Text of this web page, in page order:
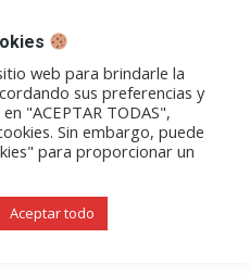
Abrir
enlace
en
una
ventana/pestaña
Abrir
enlace
en
una
ventana/pestaña
Abrir
enlace
en
una
ventana/pestaña
Abrir
enlace
en
una
Abrir
enlace
en
una
Alfonso y sus
Alfonso
y Cía.)
web para brindarle la
sus preferencias y
"ACEPTAR TODAS",
Sin embargo, puede
para proporcionar un
Aceptar todo